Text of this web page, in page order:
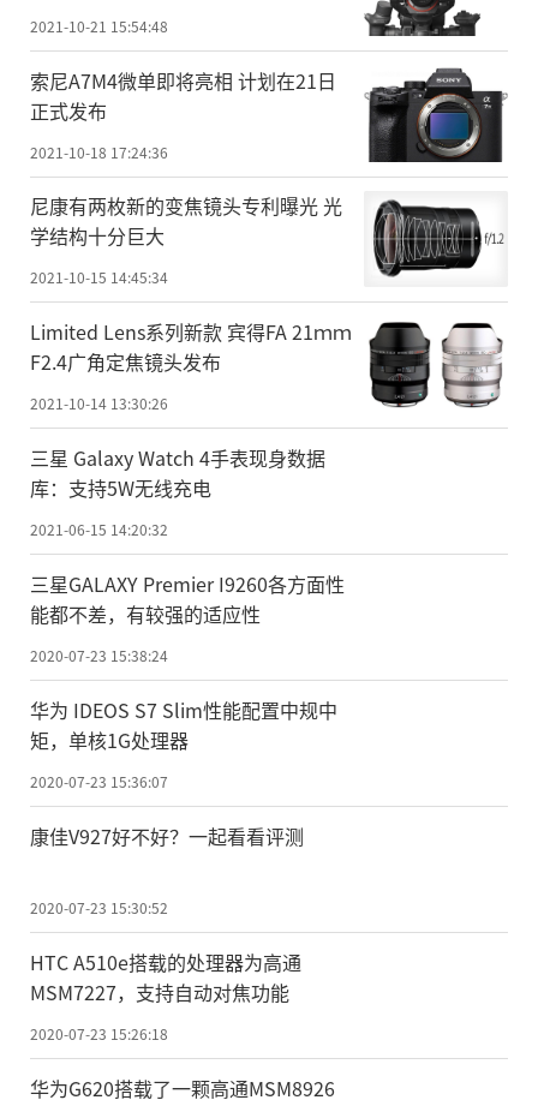
2021-10-21 15:54:48
索尼A7M4微单即将亮相 计划在21日
正式发布
2021-10-18 17:24:36
尼康有两枚新的变焦镜头专利曝光 光
学结构十分巨大
2021-10-15 14:45:34
Limited Lens系列新款 宾得FA 21ｍｍ
F2.4广角定焦镜头发布
2021-10-14 13:30:26
三星 Galaxy Watch 4手表现身数据
库：支持5W无线充电
2021-06-15 14:20:32
三星GALAXY Premier I9260各方面性
能都不差，有较强的适应性
2020-07-23 15:38:24
华为 IDEOS S7 Slim性能配置中规中
矩，单核1G处理器
2020-07-23 15:36:07
康佳V927好不好？一起看看评测
2020-07-23 15:30:52
HTC A510e搭载的处理器为高通
MSM7227，支持自动对焦功能
2020-07-23 15:26:18
华为G620搭载了一颗高通MSM8926